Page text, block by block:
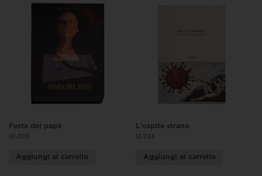
Festa del papà
49,00€
Aggiungi al carrello
L’ospite strano
12,00€
Aggiungi al carrello